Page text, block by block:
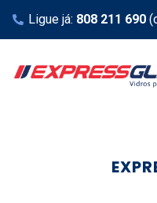
Ligue já: 808 211 690